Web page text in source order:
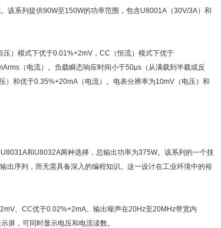
该系列提供90W至150W的功率范围，包含U8001A（30V/3A）和
）模式下优于0.01%+2mV，CC（恒流）模式下优于
（电流）。负载瞬态响应时间小于50μs（从满载到半载或反
和优于0.35%+20mA（电流）。电表分辨率为10mV（电压）和
和U8032A两种选择，总输出功率为375W。该系列的一个技
序列，而无需具备深入的编程知识。这一设计在工业环境中的裕
、CC优于0.02%+2mA。输出噪声在20Hz至20MHz带宽内
屏，可同时显示电压和电流读数。